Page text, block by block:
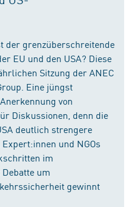
der grenzüberschreitende
EU und den USA? Diese
Sitzung der ANEC
Eine jüngst
von
Diskussionen, denn die
deutlich strengere
und NGOs
im
um
gewinnt